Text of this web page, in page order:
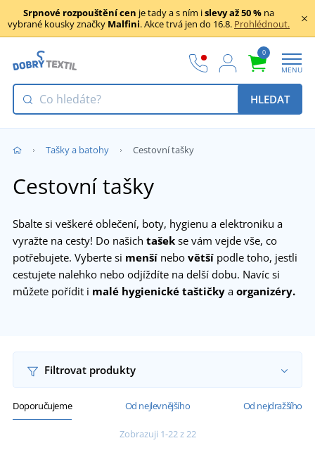
Srpnové rozpouštění cen je tady a s ním islevy až 50 % na
vybrané kousky značky Malfini. Akce trvá jen do 16.8. Prohlédnout.
0
MENU
HLEDAT
Tašky a batohy Cestovní tašky
Cestovní tašky
Sbalte si veškeré oblečení, boty, hygienu a elektroniku a
vyražte na cesty! Do našich tašek se vám vejde vše, co
potřebujete. Vyberte si menší nebo větší podle toho, jestli
cestujete nalehko nebo odjíždíte na delší dobu. Navíc si
můžete pořídit i malé hygienické taštičky a organizéry.
Filtrovat produkty
Doporučujeme Od nejlevnějšího Od nejdražšího
Zobrazuji 1-22 z 22